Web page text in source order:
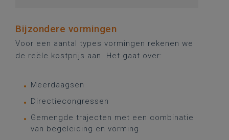
Bijzondere vormingen
Voor een aantal types vormingen rekenen we
de reële kostprijs aan. Het gaat over:
Meerdaagsen
Directiecongressen
Gemengde trajecten met een combinatie
van begeleiding en vorming